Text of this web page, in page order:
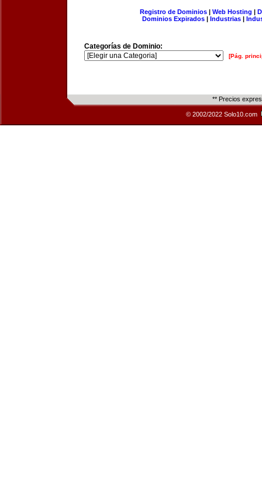
Registro de Dominios| Web Hosting |
Dominios Expirados | Industrias |
Categorías de Dominio:
[Pág.
** Precios
© 2002/2022 Solo10.com